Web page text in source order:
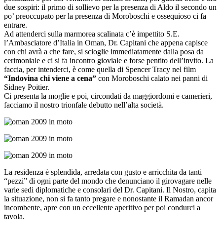
due sospiri: il primo di sollievo per la presenza di Aldo il secondo un
po’ preoccupato per la presenza di Moroboschi e ossequioso ci fa
entrare.
Ad attenderci sulla marmorea scalinata c’è impettito S.E.
l’Ambasciatore d’Italia in Oman, Dr. Capitani che appena capisce
con chi avrà a che fare, si scioglie immediatamente dalla posa da
cerimoniale e ci si fa incontro gioviale e forse pentito dell’invito. La
faccia, per intenderci, è come quella di Spencer Tracy nel film
“Indovina chi viene a cena” con Moroboschi calato nei panni di
Sidney Poitier.
Ci presenta la moglie e poi, circondati da maggiordomi e camerieri,
facciamo il nostro trionfale debutto nell’alta società.
La residenza è splendida, arredata con gusto e arricchita da tanti
“pezzi” di ogni parte del mondo che denunciano il girovagare nelle
varie sedi diplomatiche e consolari del Dr. Capitani. Il Nostro, capita
la situazione, non si fa tanto pregare e nonostante il Ramadan ancor
incombente, apre con un eccellente aperitivo per poi condurci a
tavola.